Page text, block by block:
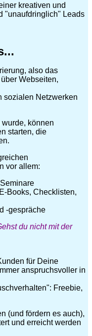
kreativen und
"unaufdringlich" Leads
also das
Webseiten,
sozialen Netzwerken
können
starten, die
vor allem:
Books, Checklisten,
-gespräche
du nicht mit der
für Deine
anspruchsvoller in
Freebie,
(und fördern es auch),
und erreicht werden